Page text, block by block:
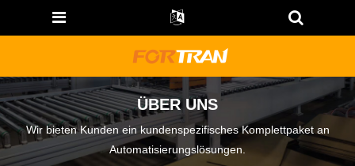
ÜBER UNS
Wir bieten Kunden ein kundenspezifisches Komplettpaket an
Automatisierungslösungen.